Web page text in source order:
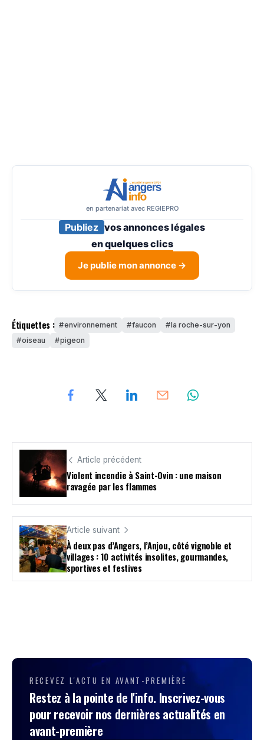
en partenariat avec REGIEPRO
Publiez vos annonces légales
enquelques clics
Je publie mon annonce →
Étiquettes : environnement faucon
la roche-sur-yon
oiseau
pigeon
Article précédent
Violent incendie à Saint-Ovin : une maison
ravagée par les flammes
Article suivant
À deux pas d’Angers, l’Anjou, côté vignoble et
villages : 10 activités insolites, gourmandes,
sportives et festives
RECEVEZ L'ACTU EN AVANT-PREMIÈRE
Restez à la pointe de l'info. Inscrivez-vous
pour recevoir nos dernières actualités en
avant-première